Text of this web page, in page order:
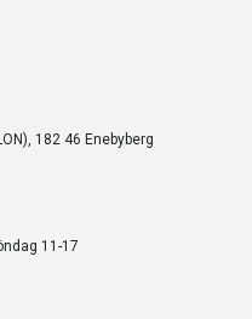
182 46 Enebyberg
11-17